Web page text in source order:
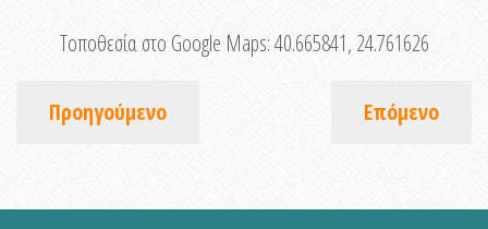
Τοποθεσία στο Google Maps:40.665841, 24.761626
Προηγούμενο Επόμενο